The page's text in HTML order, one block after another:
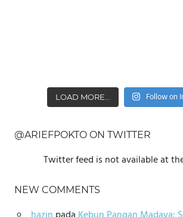
LOAD MORE... Follow on
@ARIEFPOKTO ON TWITTER
Twitter feed is not available at
NEW COMMENTS